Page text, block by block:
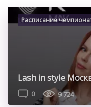
Расписание
Lash in style
0 9 724